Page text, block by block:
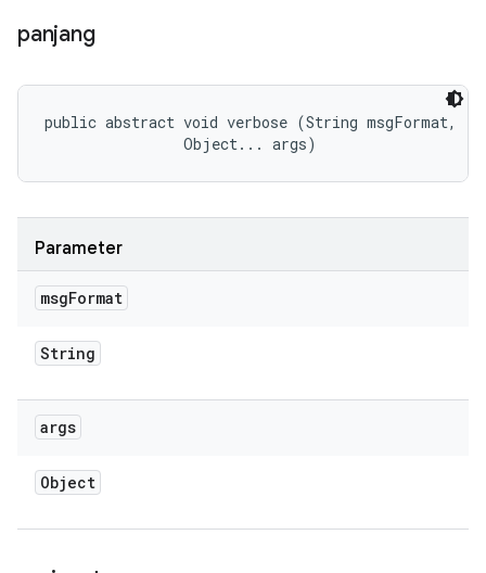
panjang
public abstract void verbose (String msgFormat,
                Object... args)
Parameter
msgFormat
String
args
Object